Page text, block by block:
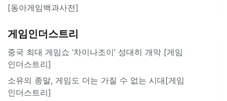
[동아게임백과사전]
게임인더스트리
중국 최대 게임쇼 ‘차이나조이’ 성대히 개막 [게임
인더스트리]
소유의 종말, 게임도 더는 가질 수 없는 시대[게임
인더스트리]